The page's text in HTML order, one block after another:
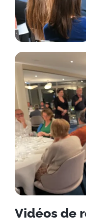
Vidéos de